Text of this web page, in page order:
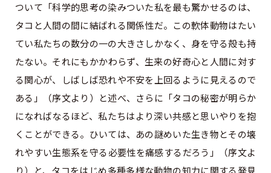
ついて「科学的思考の染みついた私を最も驚かせるのは、
タコと人間の間に結ばれる関係性だ。この軟体動物はたい
てい私たちの数分の一の大きさしかなく、身を守る殻も持
たない。それにもかかわらず、生来の好奇心と人間に対す
る関心が、しばしば恐れや不安を上回るように見えるので
ある」（序文より）と述べ、さらに「タコの秘密が明らか
になればなるほど、私たちはより深い共感と思いやりを抱
くことができる。ひいては、あの謎めいた生き物とその壊
れやすい生態系を守る必要性を痛感するだろう」（序文よ